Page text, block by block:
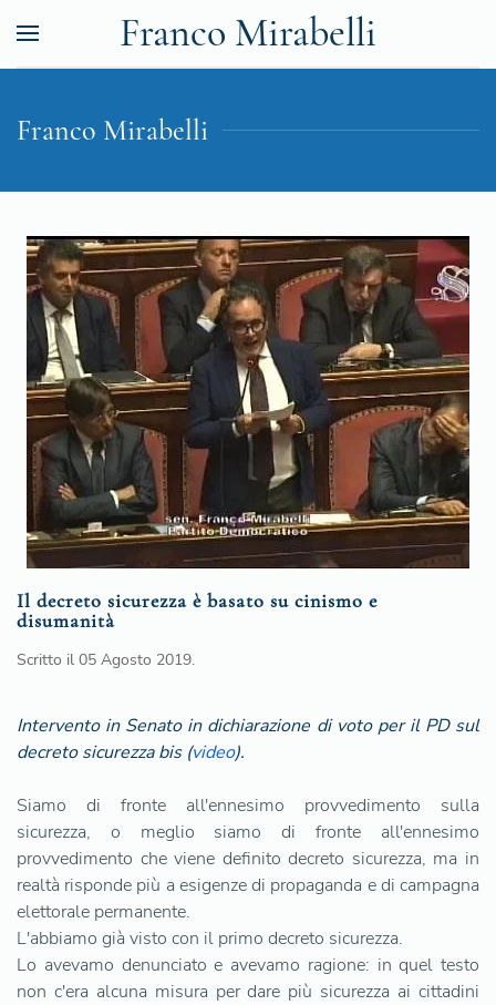
Franco Mirabelli
Franco Mirabelli
Il decreto sicurezza è basato su cinismo e
disumanità
Scritto il 05 Agosto 2019.
Intervento in Senato in dichiarazione di voto per il PD sul
decreto sicurezza bis (video).
Siamo di fronte all'ennesimo provvedimento sulla
sicurezza, o meglio siamo di fronte all'ennesimo
provvedimento che viene definito decreto sicurezza, ma in
realtà risponde più a esigenze di propaganda e di campagna
elettorale permanente.
L'abbiamo già visto con il primo decreto sicurezza.
Lo avevamo denunciato e avevamo ragione: in quel testo
non c'era alcuna misura per dare più sicurezza ai cittadini